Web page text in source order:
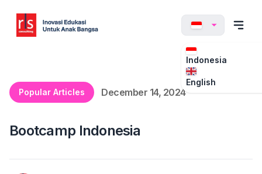
Indonesia
English
Popular Articles
December 14, 2024
Bootcamp Indonesia